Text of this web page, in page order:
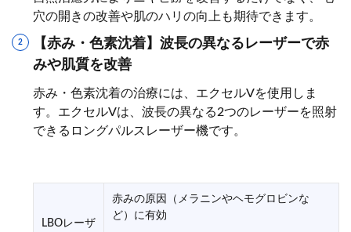
穴の開きの改善や肌のハリの向上も期待できます。
【赤み・色素沈着】波長の異なるレーザーで赤
みや肌質を改善
赤み・色素沈着の治療には、エクセルVを使用しま
す。エクセルVは、波長の異なる2つのレーザーを照射
できるロングパルスレーザー機です。
LBOレーザ
赤みの原因（メラニンやヘモグロビンな
ど）に有効